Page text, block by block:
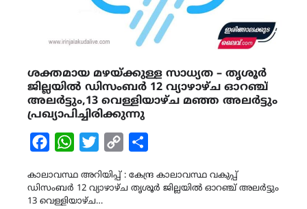
ശക്തമായ മഴയ്ക്കുള്ള സാധ്യത – തൃശൂർ
ജില്ലയിൽ ഡിസംബർ 12 വ്യാഴാഴ്ച ഓറഞ്ച്
അലർട്ടും,13 വെള്ളിയാഴ്ച മഞ്ഞ അലർട്ടും
പ്രഖ്യാപിച്ചിരിക്കുന്നു
FacebookWhatsAppTwitterCopy
കാലാവസ്ഥ അറിയിപ്പ് : കേന്ദ്ര കാലാവസ്ഥ വകുപ്പ്
ഡിസംബർ 12 വ്യാഴാഴ്ച തൃശൂർ ജില്ലയിൽ ഓറഞ്ച് അലർട്ടും
13 വെള്ളിയാഴ്ച…